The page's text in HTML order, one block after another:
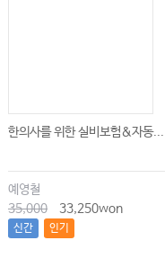
한의사를 위한 실비보험&자동...
예영철
35,000
33,250won
신간 인기